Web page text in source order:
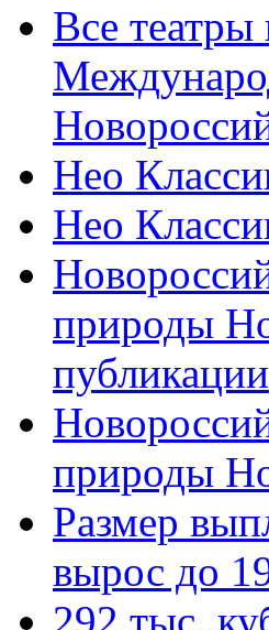
Все
Нео
Нео
природы
публикации
природы
Размер
вырос до
292 тыс.